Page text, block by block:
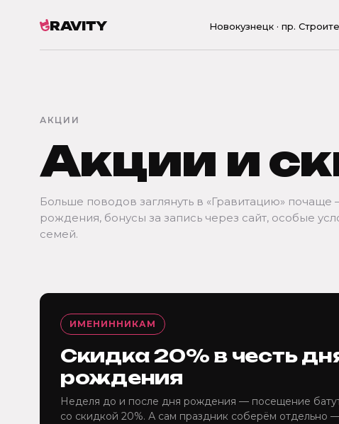
RAVITY Новокузнецк · пр.
АКЦИИ
Акции и
Больше поводов заглянуть в «Гравитацию»
рождения, бонусы за запись через сайт, особые
семей.
ИМЕНИННИКАМ
Скидка 20% в честь
рождения
Неделя до и после дня рождения — посещение
со скидкой 20%. А сам праздник соберём отдельно